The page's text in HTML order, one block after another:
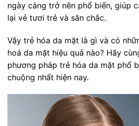
ngày càng trở nên phổ biến, giúp
lại vẻ tươi trẻ và săn chắc.
Vậy trẻ hóa da mặt là gì và có
hoá da mặt hiệu quả nào? Hãy
phương pháp trẻ hóa da mặt phổ
chuộng nhất hiện nay.